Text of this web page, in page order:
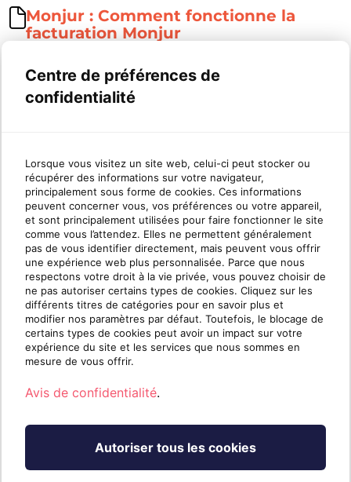
Monjur : Comment fonctionne la
facturation Monjur
Sherweb recevra les données d’utilisation réelle
de Monjur une fois par mois, à la fin de la période
votre factur...
25/09/2025 20:28:52
Monjur : Comment contacter le
support Monjur
Comment faire remonter une demande
d'intégration ou de support à MonjurPour toute
demande d'intégration ou de support concernant
Monjur, un formulaire de contact doit être rempli
afin de parler directement avec un représentant
ici.Heures d'ouvertureHeu...
Centre de préférences de
confidentialité
Lorsque vous visitez un site web, celui-ci peut stocker ou
récupérer des informations sur votre navigateur,
principalement sous forme de cookies. Ces informations
peuvent concerner vous, vos préférences ou votre appareil,
et sont principalement utilisées pour faire fonctionner le site
comme vous l’attendez. Elles ne permettent généralement
pas de vous identifier directement, mais peuvent vous offrir
une expérience web plus personnalisée. Parce que nous
respectons votre droit à la vie privée, vous pouvez choisir de
ne pas autoriser certains types de cookies. Cliquez sur les
différents titres de catégories pour en savoir plus et
modifier nos paramètres par défaut. Toutefois, le blocage de
certains types de cookies peut avoir un impact sur votre
expérience du site et les services que nous sommes en
mesure de vous offrir.
Avis de confidentialité.
Autoriser tous les cookies